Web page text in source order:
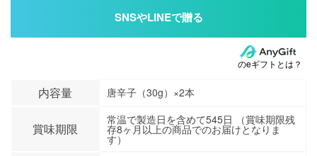
のeギフトとは？
内容量 唐辛子（30g）×2本
賞味期限
常温で製造日を含めて545日 （賞味期限残
存8ヶ月以上の商品でのお届けとなりま
す）